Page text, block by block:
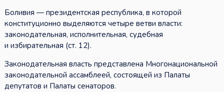
Боливия — президентская республика, в которой
конституционно выделяются четыре ветви власти:
законодательная, исполнительная, судебная
и избирательная (ст. 12).
Законодательная власть представлена Многонациональной
законодательной ассамблеей, состоящей из Палаты
депутатов и Палаты сенаторов.